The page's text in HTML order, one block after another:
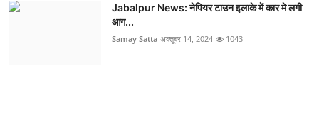
Jabalpur News: नेपियर टाउन इलाके में कार मे लगी
आग...
Samay Satta अक्तूबर 14, 2024 1043